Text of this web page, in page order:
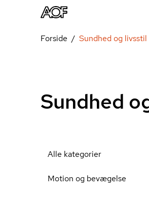
Forside Sundhed og livsstil
Sundhed
Alle kategorier
Motion og bevægelse